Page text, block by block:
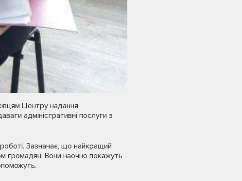
Центру надання
адміністративні послуги з
Зазначає, що найкращий
громадян. Вони наочно покажуть